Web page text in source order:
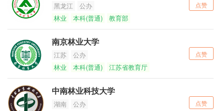
黑龙江
公办
林业
本科(普通) 教育部
点赞
南京林业大学
江苏
公办
林业
本科(普通) 江苏省教育厅
点赞
中南林业科技大学
湖南
公办
点赞